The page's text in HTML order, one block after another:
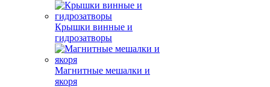
Крышки винные и
гидрозатворы
Магнитные мешалки и
якоря